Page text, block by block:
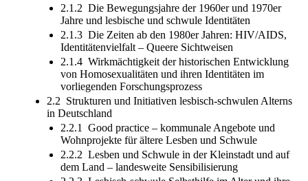
2.1.2 Die Bewegungsjahre der 1960er und 1970er
Jahre und lesbische und schwule Identitäten
2.1.3 Die Zeiten ab den 1980er Jahren: HIV/AIDS,
Identitätenvielfalt – Queere Sichtweisen
2.1.4 Wirkmächtigkeit der historischen Entwicklung
von Homosexualitäten und ihren Identitäten im
vorliegenden Forschungsprozess
2.2 Strukturen und Initiativen lesbisch-schwulen Alterns
in Deutschland
2.2.1 Good practice – kommunale Angebote und
Wohnprojekte für ältere Lesben und Schwule
2.2.2 Lesben und Schwule in der Kleinstadt und auf
dem Land – landesweite Sensibilisierung